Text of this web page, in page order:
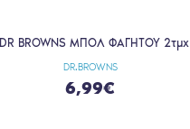
DR.BROWNS
DR BROWNS ΜΠΟΛ ΦΑΓΗΤΟΥ 2τμχ
6,99€